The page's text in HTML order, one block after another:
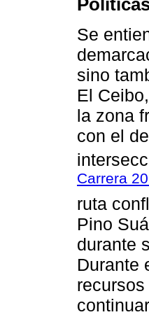
Se
sino
El
la zona
con el
Carrera
ruta
Pino
durante
Durante